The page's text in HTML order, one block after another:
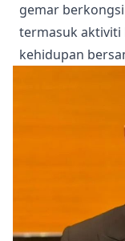
gemar
termasuk aktiviti
kehidupan